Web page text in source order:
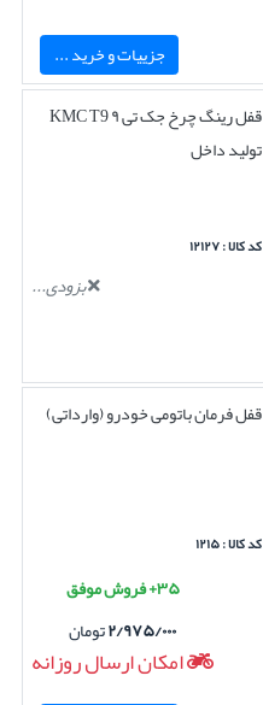
جزییات و خرید ...
قفل رینگ چرخ جک تی ۹ KMC T9
تولید داخل
کد کالا : ۱۲۱۲۷
بزودی...
قفل فرمان باتومی خودرو (وارداتی)
کد کالا : ۱۲۱۵
۳۵+ فروش موفق
۲/۹۷۵/۰۰۰تومان
امکان ارسال روزانه